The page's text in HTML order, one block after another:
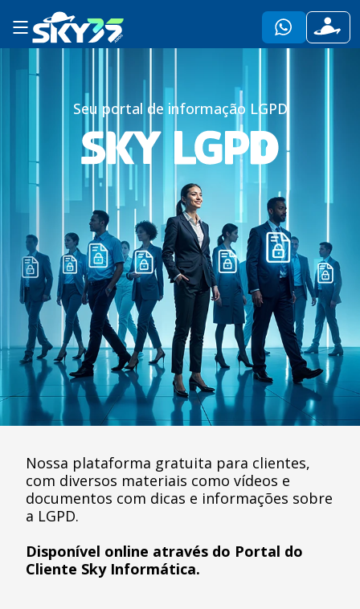
Seu portal de informação LGPD
Nossa plataforma gratuita para clientes,
com diversos materiais como vídeos e
documentos com dicas e informações sobre
a LGPD.
Disponível online através do Portal do
Cliente Sky Informática.